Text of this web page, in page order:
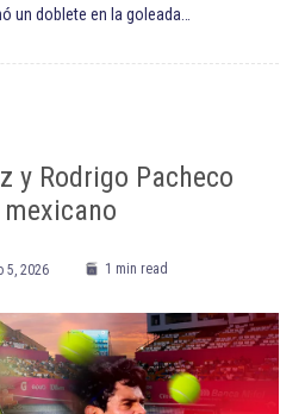
un doblete en la goleada…
y Rodrigo Pacheco
5, 2026 1 min read